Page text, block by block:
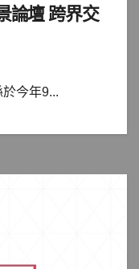
論壇 跨界交
於今年9...